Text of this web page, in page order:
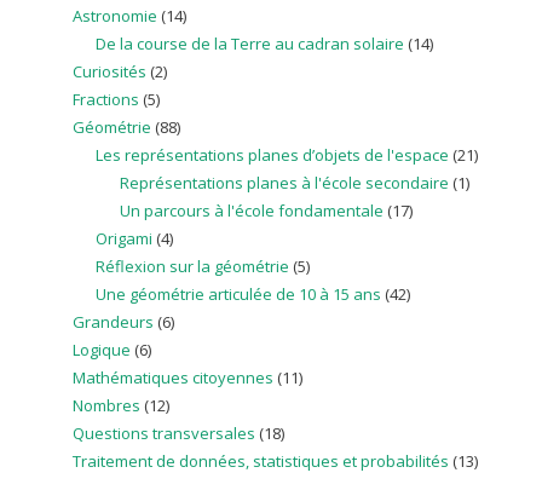
Astronomie (14)
De la course de la Terre au cadran solaire (14)
Curiosités (2)
Fractions (5)
Géométrie (88)
Les représentations planes d’objets de l'espace (21)
Représentations planes à l'école secondaire (1)
Un parcours à l'école fondamentale (17)
Origami (4)
Réflexion sur la géométrie (5)
Une géométrie articulée de 10 à 15 ans (42)
Grandeurs (6)
Logique (6)
Mathématiques citoyennes (11)
Nombres (12)
Questions transversales (18)
Traitement de données, statistiques et probabilités (13)